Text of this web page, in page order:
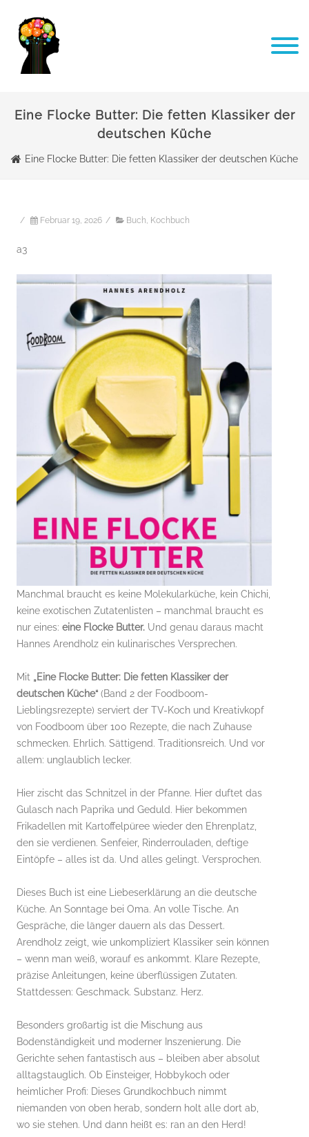
Eine Flocke Butter: Die fetten Klassiker der
deutschen Küche
Eine Flocke Butter: Die fetten Klassiker der deutschen Küche
/ Februar 19, 2026 / Buch, Kochbuch
a3
Manchmal braucht es keine Molekularküche, kein Chichi,
keine exotischen Zutatenlisten – manchmal braucht es
nur eines: eine Flocke Butter. Und genau daraus macht
Hannes Arendholz ein kulinarisches Versprechen.
Mit „Eine Flocke Butter: Die fetten Klassiker der
deutschen Küche“ (Band 2 der Foodboom-
Lieblingsrezepte) serviert der TV-Koch und Kreativkopf
von Foodboom über 100 Rezepte, die nach Zuhause
schmecken. Ehrlich. Sättigend. Traditionsreich. Und vor
allem: unglaublich lecker.
Hier zischt das Schnitzel in der Pfanne. Hier duftet das
Gulasch nach Paprika und Geduld. Hier bekommen
Frikadellen mit Kartoffelpüree wieder den Ehrenplatz,
den sie verdienen. Senfeier, Rinderrouladen, deftige
Eintöpfe – alles ist da. Und alles gelingt. Versprochen.
Dieses Buch ist eine Liebeserklärung an die deutsche
Küche. An Sonntage bei Oma. An volle Tische. An
Gespräche, die länger dauern als das Dessert.
Arendholz zeigt, wie unkompliziert Klassiker sein können
– wenn man weiß, worauf es ankommt. Klare Rezepte,
präzise Anleitungen, keine überflüssigen Zutaten.
Stattdessen: Geschmack. Substanz. Herz.
Besonders großartig ist die Mischung aus
Bodenständigkeit und moderner Inszenierung. Die
Gerichte sehen fantastisch aus – bleiben aber absolut
alltagstauglich. Ob Einsteiger, Hobbykoch oder
heimlicher Profi: Dieses Grundkochbuch nimmt
niemanden von oben herab, sondern holt alle dort ab,
wo sie stehen. Und dann heißt es: ran an den Herd!